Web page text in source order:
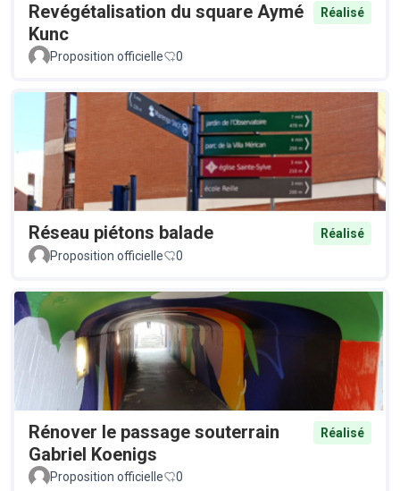
Revégétalisation du square Aymé
Kunc
Réalisé
Proposition officielle 0
Réseau piétons balade
Réalisé
Proposition officielle
0
Rénover le passage souterrain
Gabriel Koenigs
Réalisé
Proposition officielle 0